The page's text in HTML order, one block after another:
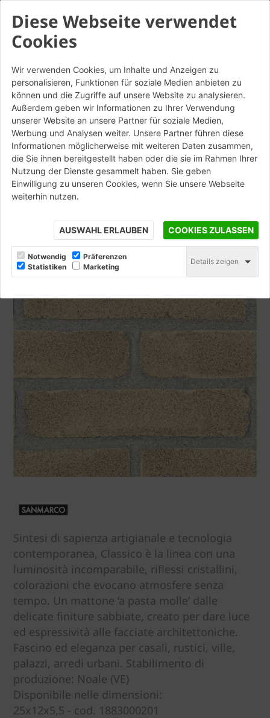
Diese Webseite verwendet
Cookies
Wir verwenden Cookies, um Inhalte und Anzeigen zu
personalisieren, Funktionen für soziale Medien anbieten zu
können und die Zugriffe auf unsere Website zu analysieren.
Außerdem geben wir Informationen zu Ihrer Verwendung
unserer Website an unsere Partner für soziale Medien,
Werbung und Analysen weiter. Unsere Partner führen diese
Informationen möglicherweise mit weiteren Daten zusammen,
die Sie ihnen bereitgestellt haben oder die sie im Rahmen Ihrer
Nutzung der Dienste gesammelt haben. Sie geben
Einwilligung zu unseren Cookies, wenn Sie unsere Webseite
weiterhin nutzen.
AUSWAHL ERLAUBEN COOKIES ZULASSEN
Notwendig
Präferenzen
Statistiken
Marketing
Details zeigen
Classico Giallo Paglierino -
Mattone
Altre Colorazioni
STAMPA
Sintesi di sapienza artigianale e tecnologia
contemporanea, Classico è la linea con una
luminosità incomparabile, riflessi cristallini,
colorazioni che evocano atmosfere senza
tempo. Un mattone ‘a pasta molle’ dalle
delicate finiture sabbiate, creato per dare luce
ed espressività alle facciate architettoniche.
Fascino ed eleganza per casali, rustici, ville,
palazzi, arredi urbani. Stabilimento di
produzione: Noale (VE)
Disponibile nelle dimensioni:
25x12x5,5 - cod. 1883000201